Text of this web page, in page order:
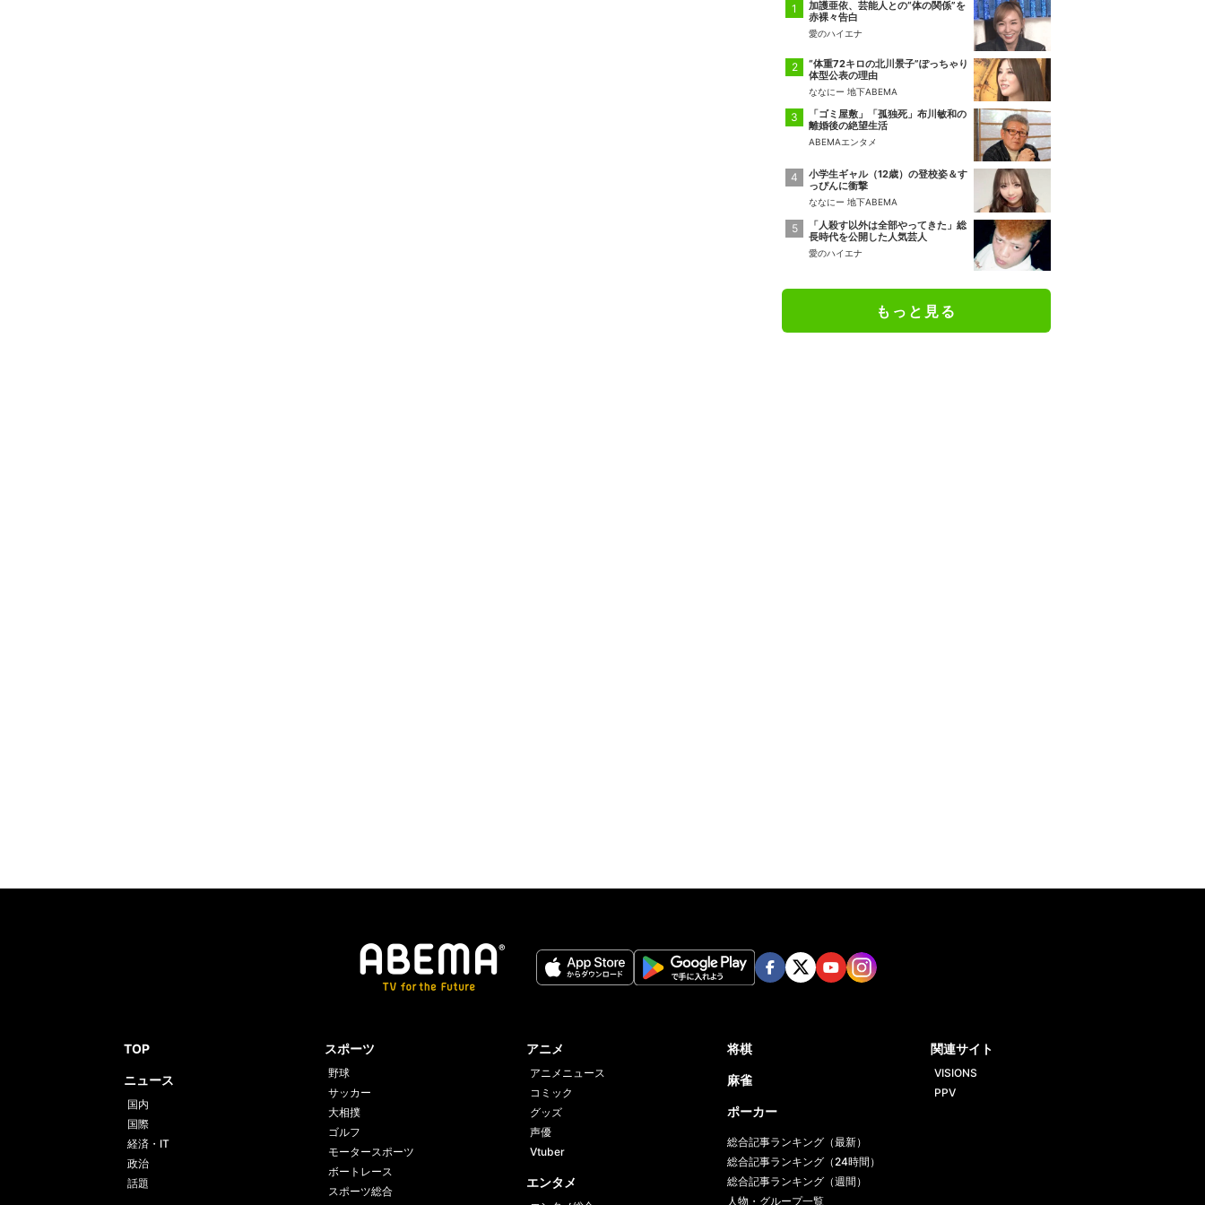
加護亜依、芸能人との“体の関係”を
赤裸々告白
愛のハイエナ
“体重72キロの北川景子”ぽっちゃり
体型公表の理由
ななにー 地下ABEMA
「ゴミ屋敷」「孤独死」布川敏和の
離婚後の絶望生活
ABEMAエンタメ
小学生ギャル（12歳）の登校姿＆す
っぴんに衝撃
ななにー 地下ABEMA
「人殺す以外は全部やってきた」総
長時代を公開した人気芸人
愛のハイエナ
もっと見る
TOP
ニュース
国内
国際
経済・IT
政治
話題
スポーツ
野球
サッカー
大相撲
ゴルフ
モータースポーツ
ボートレース
スポーツ総合
アニメ
アニメニュース
コミック
グッズ
声優
Vtuber
エンタメ
将棋
麻雀
ポーカー
総合記事ランキング（最新）
総合記事ランキング（24時間）
総合記事ランキング（週間）
人物・グループ一覧
関連サイト
VISIONS
PPV